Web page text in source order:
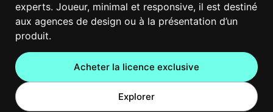
experts. Joueur, minimal et responsive, il est destiné
aux agences de design ou à la présentation d’un
produit.
Acheter la licence exclusive
Explorer